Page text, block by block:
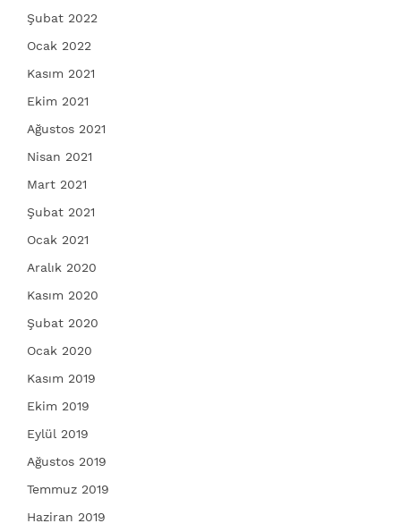
Şubat 2022
Ocak 2022
Kasım 2021
Ekim 2021
Ağustos 2021
Nisan 2021
Mart 2021
Şubat 2021
Ocak 2021
Aralık 2020
Kasım 2020
Şubat 2020
Ocak 2020
Kasım 2019
Ekim 2019
Eylül 2019
Ağustos 2019
Temmuz 2019
Haziran 2019